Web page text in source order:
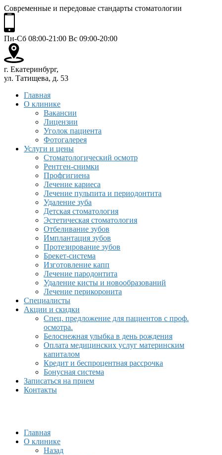
Современные и передовые стандарты стоматологии
Пн-Сб 08:00-21:00 Вс 09:00-20:00
г. Екатеринбург,
ул. Татищева, д. 53
Главная
О клинике
Вакансии
Лицензии
Уголок пациента
Фотогалерея
Услуги и цены
Стоматологический осмотр
Рентген-снимки
Профгигиена
Лечение кариеса
Лечение пульпита и периодонтита
Удаление зуба
Детская стоматология
Эстетическая стоматология
Отбеливание зубов
Имплантация зубов
Протезирование зубов
Брекет-система
Изготовление капп
Лечение пародонтита
Удаление кисты и новообразований
Лечение перикоронита
Специалисты
Акции и скидки
Спец. предложение для пациентов с проф.
осмотра.
Белоснежная улыбка в день рождения
Оплата медицинских услуг материнским
капиталом
Кредит и беспроцентная рассрочка
Бонусная система
Записаться на прием
Контакты
Главная
О клинике
Назад